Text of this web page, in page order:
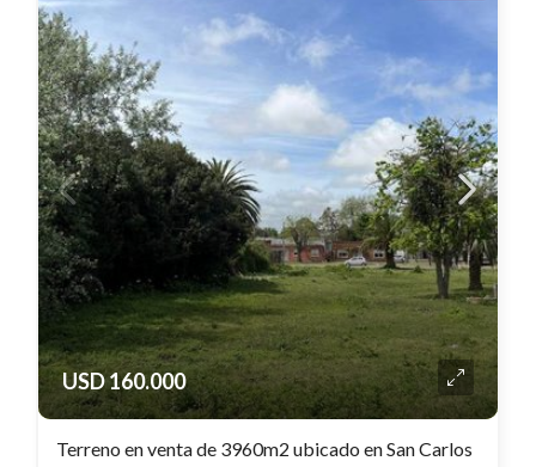
USD 160.000
Terreno en venta de 3960m2 ubicado en San Carlos